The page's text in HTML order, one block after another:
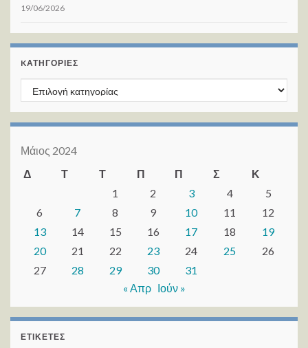
19/06/2026
KΑΤΗΓΟΡΊΕΣ
Kατηγορίες
Μάιος 2024
Δ
Τ Τ Π Π Σ
Κ
1
2 3 4
5
6
7 8 9 10 11
12
13
14 15 16 17 18
19
20
21 22 23 24 25
26
27
28 29 30
31
« Απρ Ιούν »
ΕΤΙΚΈΤΕΣ